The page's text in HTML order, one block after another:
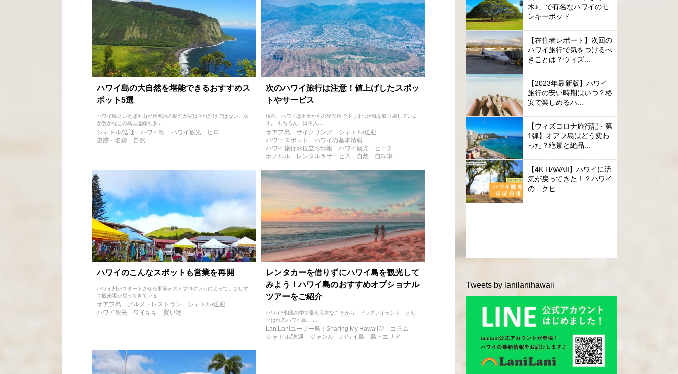
ハワイ島の大自然を堪能できるおすすめス
ポット5選
ハワイ島といえば火山が代名詞の島だが実はそれだけではない。水
が豊かなこの島には緑も多...
シャトル/送迎 ハワイ島 ハワイ観光
ヒロ
史跡・名跡
自然
次のハワイ旅行は注意！値上げしたスポッ
トやサービス
現在、ハワイは本土からの観光客で少しずつ活気を取り戻していま
す。 もちろん、日本人...
オアフ島 サイクリング
シャトル/送迎
パワースポット
ハワイの基本情報
ハワイ旅行お役立ち情報
ハワイ観光
ビーチ
ホノルル
レンタル＆サービス 自然 自転車
ハワイのこんなスポットも営業を再開
ハワイ州がスタートさせた事前テストプログラムによって、少しず
つ観光客が戻ってきている...
オアフ島 グルメ・レストラン
シャトル/送迎
ハワイ観光
ワイキキ 買い物
レンタカーを借りずにハワイ島を観光して
みよう！ハワイ島のおすすめオプショナル
ツアーをご紹介
ハワイ州8島の中で最も広大なことから「ビッグアイランド」とも
呼ばれるハワイ島。 ...
LaniLaniユーザー発！Sharing My Hawaii♡
コラム
シャトル/送迎
ジャンル ハワイ島 島・エリア
木♪」で有名なハワイのモ
ンキーポッド
【在住者レポート】次回の
ハワイ旅行で気をつけるべ
きことは？ウィズ...
【2023年最新版】ハワイ
旅行の安い時期はいつ？格
安で楽しめるハ...
【ウィズコロナ旅行記・第
1弾】オアフ島はどう変わ
った？絶景と絶品...
【4K HAWAII】ハワイに活
気が戻ってきた！？ハワイ
の「クヒ...
Tweets by lanilanihawaii